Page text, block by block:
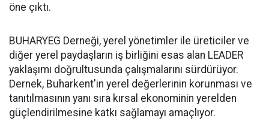
öne çıktı.
BUHARYEG Derneği, yerel yönetimler ile üreticiler ve
diğer yerel paydaşların iş birliğini esas alan LEADER
yaklaşımı doğrultusunda çalışmalarını sürdürüyor.
Dernek, Buharkent'in yerel değerlerinin korunması ve
tanıtılmasının yanı sıra kırsal ekonominin yerelden
güçlendirilmesine katkı sağlamayı amaçlıyor.